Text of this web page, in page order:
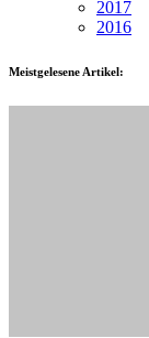
2017
2016
Meistgelesene Artikel: